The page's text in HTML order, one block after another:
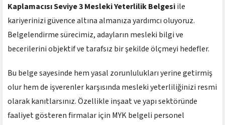
Kaplamacısı Seviye 3 Mesleki Yeterlilik Belgesiile
kariyerinizi güvence altına almanıza yardımcı oluyoruz.
Belgelendirme sürecimiz, adayların mesleki bilgi ve
becerilerini objektif ve tarafsız bir şekilde ölçmeyi hedefler.
Bu belge sayesinde hem yasal zorunlulukları yerine getirmiş
olur hem de işverenler karşısında mesleki yeterliliğinizi resmi
olarak kanıtlarsınız. Özellikle inşaat ve yapı sektöründe
faaliyet gösteren firmalar için MYK belgeli personel